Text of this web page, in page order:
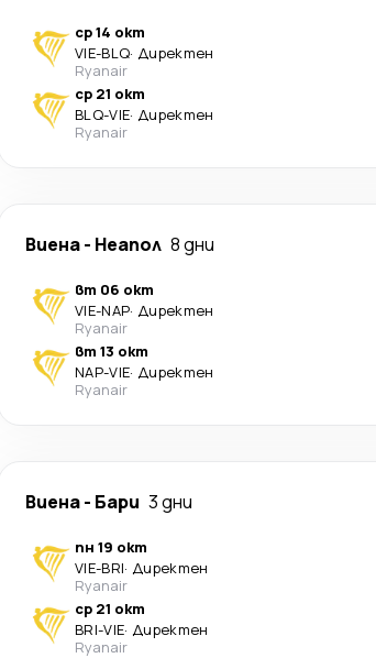
ср 14 окт
VIE-BLQ· Директен
Ryanair
ср 21 окт
BLQ-VIE· Директен
Ryanair
Виена- Неапол 8 дни
вт 06 окт
VIE-NAP· Директен
Ryanair
вт 13 окт
NAP-VIE· Директен
Ryanair
Виена- Бари 3 дни
пн 19 окт
VIE-BRI· Директен
Ryanair
ср 21 окт
BRI-VIE· Директен
Ryanair